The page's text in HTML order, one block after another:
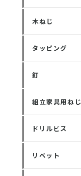
木ねじ
タッピング
釘
組立家具用ねじ
ドリルビス
リベット